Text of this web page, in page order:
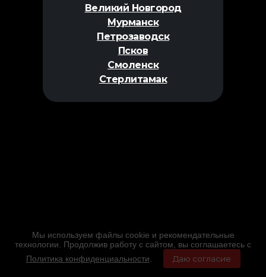
Великий Новгород
Мурманск
Петрозаводск
Псков
Смоленск
Стерлитамак
Мы используем файлы cookie и рекомендательные
технологии. Продолжив работу с сайтом, вы соглашаетесь с
Политика конфиденциальности
Даю согласие